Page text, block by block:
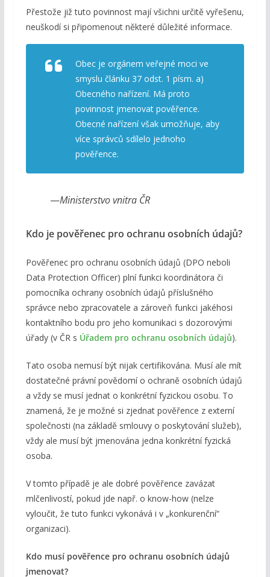
Přestože již tuto povinnost mají všichni určitě vyřešenu,
neuškodí si připomenout některé důležité informace.
Obec je orgánem veřejné moci ve
smyslu článku 37 odst. 1 písm. a)
Obecného nařízení. Má proto
povinnost jmenovat pověřence.
Obecné nařízení však umožňuje, aby
více správců sdílelo jednoho
pověřence.
—Ministerstvo vnitra ČR
Kdo je pověřenec pro ochranu osobních údajů?
Pověřenec pro ochranu osobních údajů (DPO neboli
Data Protection Officer) plní funkci koordinátora či
pomocníka ochrany osobních údajů příslušného
správce nebo zpracovatele a zároveň funkci jakéhosi
kontaktního bodu pro jeho komunikaci s dozorovými
úřady (v ČR s Úřadem pro ochranu osobních údajů).
Tato osoba nemusí být nijak certifikována. Musí ale mít
dostatečné právní povědomí o ochraně osobních údajů
a vždy se musí jednat o konkrétní fyzickou osobu. To
znamená, že je možné si zjednat pověřence z externí
společnosti (na základě smlouvy o poskytování služeb),
vždy ale musí být jmenována jedna konkrétní fyzická
osoba.
V tomto případě je ale dobré pověřence zavázat
mlčenlivostí, pokud jde např. o know-how (nelze
vyloučit, že tuto funkci vykonává i v „konkurenční“
organizaci).
Kdo musí pověřence pro ochranu osobních údajů
jmenovat?